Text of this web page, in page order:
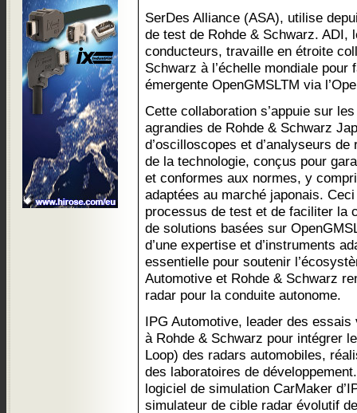
SerDes Alliance (ASA), utilise
de test de Rohde & Schwarz. ADI,
conducteurs, travaille en étroite
Schwarz à l’échelle mondiale pour
émergente OpenGMSLTM via
Cette collaboration s’appuie sur
agrandies de Rohde & Schwarz
d’oscilloscopes et d’analyseurs
de la technologie, conçus pour
et conformes aux normes, y
adaptées au marché japonais.
processus de test et de faciliter la
de solutions basées sur
d’une expertise et d’instruments
essentielle pour soutenir
Automotive et Rohde & Schwarz
radar pour la conduite autonome.
IPG Automotive, leader des
à Rohde & Schwarz pour intégrer
Loop) des radars automobiles,
des laboratoires de
logiciel de simulation CarMaker
simulateur de cible radar évolutif